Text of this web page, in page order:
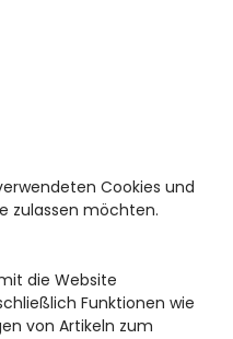
Cookies und
zulassen möchten.
die Website
Funktionen wie
von Artikeln zum